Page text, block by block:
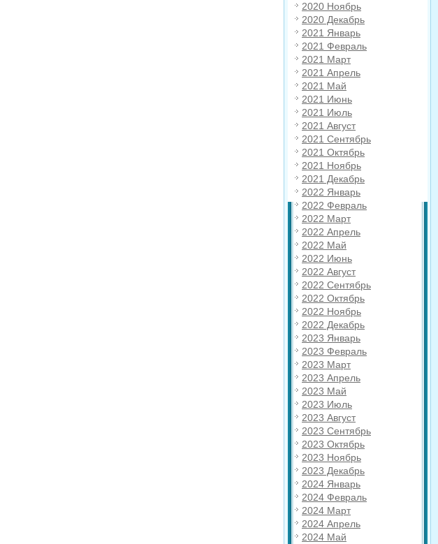
2020 Ноябрь
2020 Декабрь
2021 Январь
2021 Февраль
2021 Март
2021 Апрель
2021 Май
2021 Июнь
2021 Июль
2021 Август
2021 Сентябрь
2021 Октябрь
2021 Ноябрь
2021 Декабрь
2022 Январь
2022 Февраль
2022 Март
2022 Апрель
2022 Май
2022 Июнь
2022 Август
2022 Сентябрь
2022 Октябрь
2022 Ноябрь
2022 Декабрь
2023 Январь
2023 Февраль
2023 Март
2023 Апрель
2023 Май
2023 Июль
2023 Август
2023 Сентябрь
2023 Октябрь
2023 Ноябрь
2023 Декабрь
2024 Январь
2024 Февраль
2024 Март
2024 Апрель
2024 Май